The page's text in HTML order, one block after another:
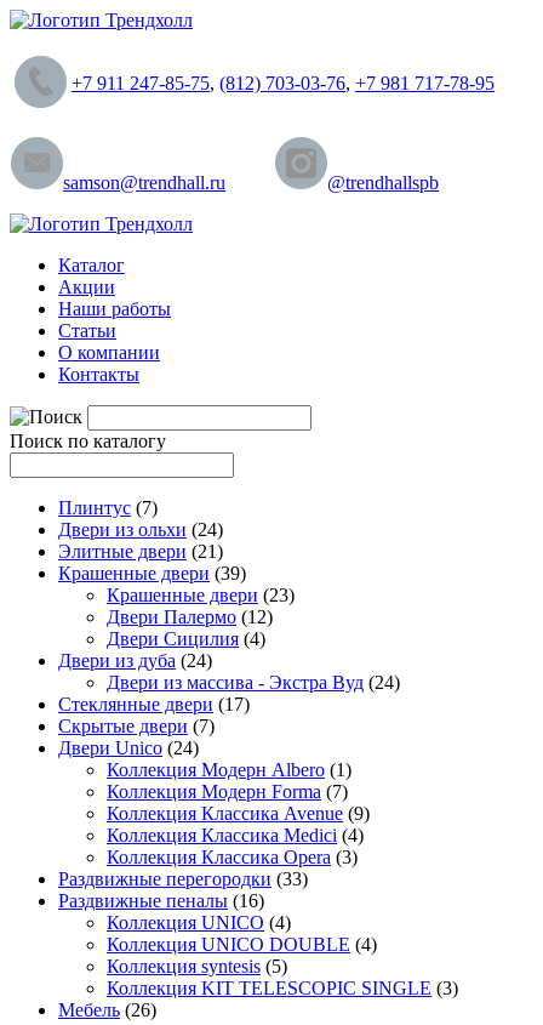
+7 911 247-85-75, (812) 703-03-76, +7 981 717-78-95
samson@trendhall.ru @trendhallspb
Каталог
Акции
Наши работы
Статьи
О компании
Контакты
Поиск по каталогу
Плинтус (7)
Двери из ольхи (24)
Элитные двери (21)
Крашенные двери (39)
Крашенные двери (23)
Двери Палермо (12)
Двери Сицилия (4)
Двери из дуба (24)
Двери из массива - Экстра Вуд (24)
Стеклянные двери (17)
Скрытые двери (7)
Двери Unico (24)
Коллекция Модерн Albero (1)
Коллекция Модерн Forma (7)
Коллекция Классика Avenue (9)
Коллекция Классика Medici (4)
Коллекция Классика Opera (3)
Раздвижные перегородки (33)
Раздвижные пеналы (16)
Коллекция UNICO (4)
Коллекция UNICO DOUBLE (4)
Коллекция syntesis (5)
Коллекция KIT TELESCOPIC SINGLE (3)
Мебель (26)